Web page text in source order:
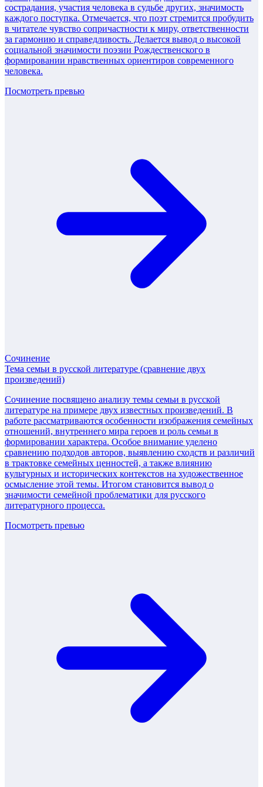
сострадания, участия человека в судьбе других, значимость
каждого поступка. Отмечается, что поэт стремится пробудить
в читателе чувство сопричастности к миру, ответственности
за гармонию и справедливость. Делается вывод о высокой
социальной значимости поэзии Рождественского в
формировании нравственных ориентиров современного
человека.
Посмотреть превью
Сочинение
Тема семьи в русской литературе (сравнение двух
произведений)
Сочинение посвящено анализу темы семьи в русской
литературе на примере двух известных произведений. В
работе рассматриваются особенности изображения семейных
отношений, внутреннего мира героев и роль семьи в
формировании характера. Особое внимание уделено
сравнению подходов авторов, выявлению сходств и различий
в трактовке семейных ценностей, а также влиянию
культурных и исторических контекстов на художественное
осмысление этой темы. Итогом становится вывод о
значимости семейной проблематики для русского
литературного процесса.
Посмотреть превью